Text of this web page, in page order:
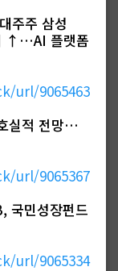
주주 삼성
↑…AI 플랫폼
url/9065463
실적 전망…
url/9065367
국민성장펀드
url/9065334